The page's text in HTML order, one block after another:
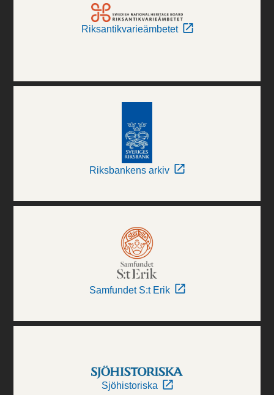
Riksantikvarieämbetet
Riksbankens arkiv
Samfundet S:t Erik
Sjöhistoriska